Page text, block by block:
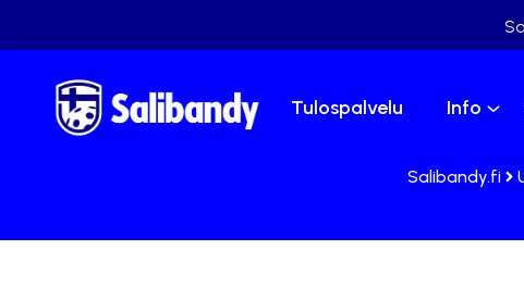
Tulospalvelu Info
Salibandy.fi